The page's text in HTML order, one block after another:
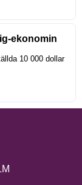
ekonomin
10 000 dollar